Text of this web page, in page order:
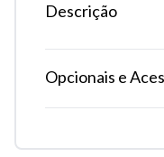
Tamanho do texto
Descrição
Opcionais e